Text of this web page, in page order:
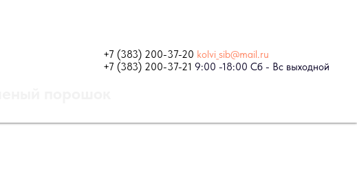
+7 (383) 200-37-20 kolvi_sib@mail.ru
+7 (383) 200-37-21 9:00 -18:00 Сб - Вс выходной